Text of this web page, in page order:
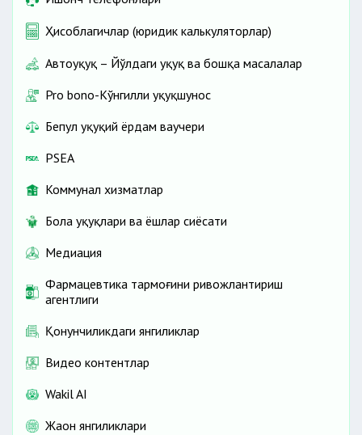
Ҳисоблагичлар (юридик калькуляторлар)
Автоҳуқуқ – Йўлдаги ҳуқуқ ва бошқа масалалар
Pro bono-Кўнгилли ҳуқуқшунос
Бепул ҳуқуқий ёрдам ваучери
PSEA
Коммунал хизматлар
Бола ҳуқуқлари ва ёшлар сиёсати
Медиация
Фармацевтика тармоғини ривожлантириш
агентлиги
Қонунчиликдаги янгиликлар
Видео контентлар
Wakil AI
Жаҳон янгиликлари